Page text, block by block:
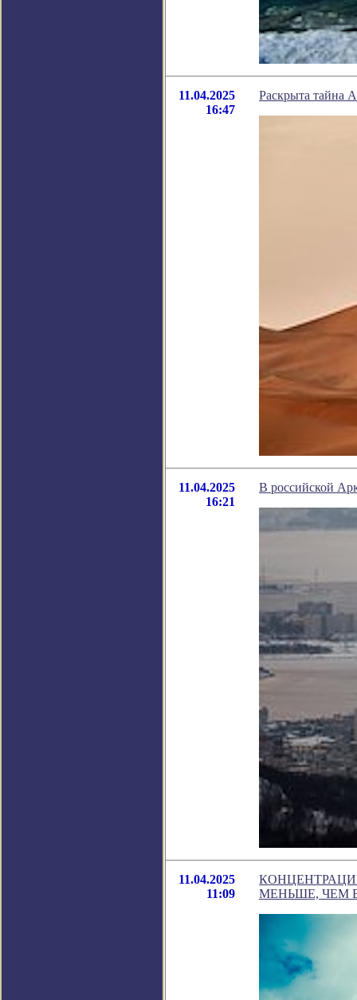
11.04.2025
16:47
Раскрыта тайна
11.04.2025
16:21
В российской
11.04.2025
11:09
МЕНЬШЕ, ЧЕМ